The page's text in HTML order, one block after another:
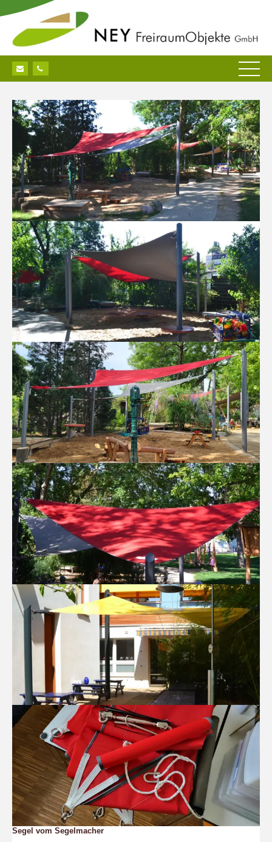
Segel vom Segelmacher